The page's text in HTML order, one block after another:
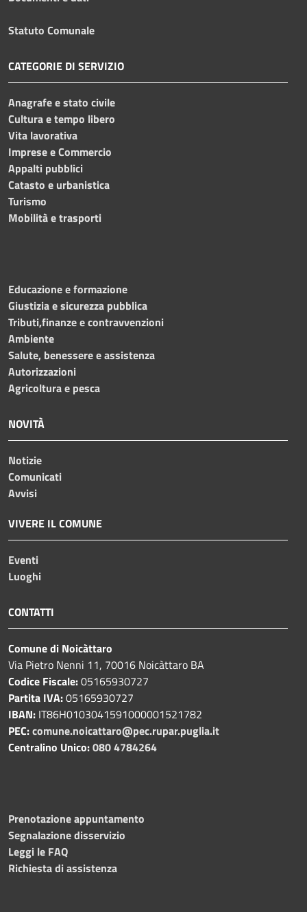
Statuto Comunale
CATEGORIE DI SERVIZIO
Anagrafe e stato civile
Cultura e tempo libero
Vita lavorativa
Imprese e Commercio
Appalti pubblici
Catasto e urbanistica
Turismo
Mobilità e trasporti
Educazione e formazione
Giustizia e sicurezza pubblica
Tributi,finanze e contravvenzioni
Ambiente
Salute, benessere e assistenza
Autorizzazioni
Agricoltura e pesca
NOVITÀ
Notizie
Comunicati
Avvisi
VIVERE IL COMUNE
Eventi
Luoghi
CONTATTI
Comune di Noicàttaro
Via Pietro Nenni 11, 70016 Noicàttaro BA
Codice Fiscale:05165930727
Partita IVA:05165930727
IBAN: IT86H0103041591000001521782
PEC:comune.noicattaro@pec.rupar.puglia.it
Centralino Unico:080 4784264
Prenotazione appuntamento
Segnalazione disservizio
Leggi le FAQ
Richiesta di assistenza